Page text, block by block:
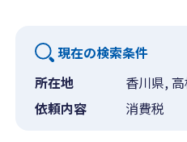
現在の検索条件
所在地
香川県,
依頼内容
消費税